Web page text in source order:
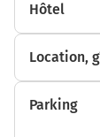
Hôtel
Location,
Parking